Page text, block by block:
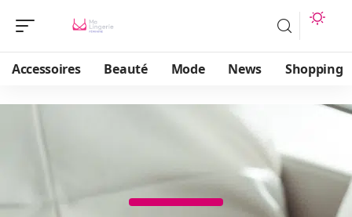
Accessoires Beauté Mode News Shopping